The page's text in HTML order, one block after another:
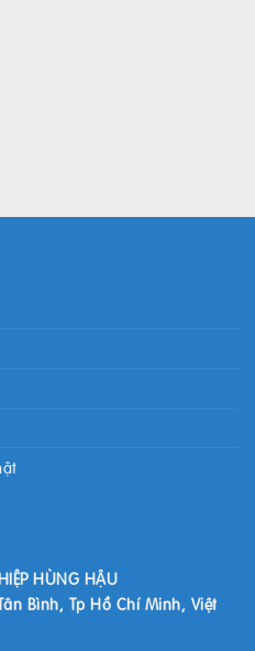
HÙNG HẬU
Bình, Tp Hồ Chí Minh, Việt